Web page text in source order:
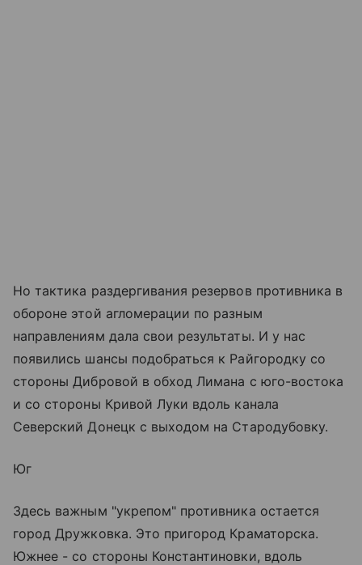
Но тактика раздергивания резервов противника в
обороне этой агломерации по разным
направлениям дала свои результаты. И у нас
появились шансы подобраться к Райгородку со
стороны Дибровой в обход Лимана с юго-востока
и со стороны Кривой Луки вдоль канала
Северский Донецк с выходом на Стародубовку.
Юг
Здесь важным "укрепом" противника остается
город Дружковка. Это пригород Краматорска.
Южнее - со стороны Константиновки, вдоль